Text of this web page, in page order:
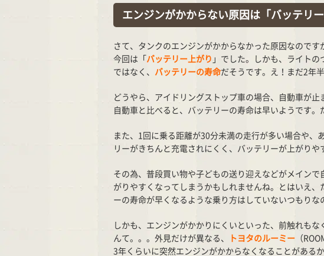
エンジンがかからない原因は「バッテリー
さて、タンクのエンジンがかからなかった原因なのです
今回は「 バッテリー上がり 」でした。しかも、ライトの
ではなく、 バッテリーの寿命だそうです。え！まだ2年
どうやら、アイドリングストップ車の場合、自動車が
自動車と比べると、バッテリーの寿命は早いようです。
また、1回に乗る距離が30分未満の走行が多い場合や、
リーがきちんと充電されにくく、バッテリーが上がりや
その為、普段買い物や子どもの送り迎えなどがメイン
がりやすくなってしまうかもしれませんね。とはいえ
ーの寿命が早くなるような乗り方はしていないつもりな
しかも、エンジンがかかりにくいといった、前触れも
んて。。。外見だけが異なる、
トヨタのルーミー （
3年くらいに突然エンジンがかからなくなることがある